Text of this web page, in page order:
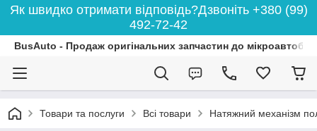
Як швидко отримати відповідь?Дзвоніть +380 (99)
492-72-42
BusAuto - Продаж оригінальних запчастин до
Товари та послуги Всі товари Натяжний механізм